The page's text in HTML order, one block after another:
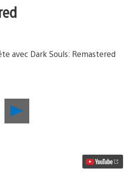
vidéo